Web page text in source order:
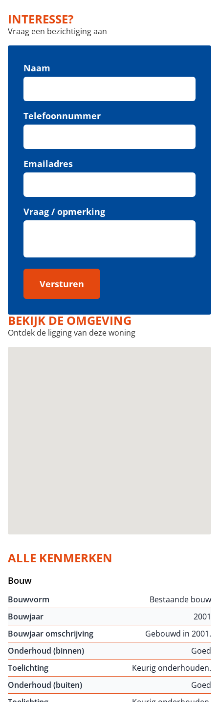
INTERESSE?
Vraag een bezichtiging aan
Naam
Telefoonnummer
Emailadres
Vraag / opmerking
Versturen
BEKIJK DE OMGEVING
Ontdek de ligging van deze woning
ALLE KENMERKEN
Bouw
Bouwvorm
Bestaande bouw
Bouwjaar
2001
Bouwjaar omschrijving
Gebouwd in 2001.
Onderhoud (binnen)
Goed
Toelichting
Keurig onderhouden.
Onderhoud (buiten)
Goed